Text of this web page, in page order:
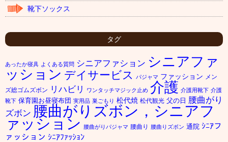
靴下ソックス
タグ
あったか寝具 よくある質問 シニアファション シニアファ
ッション デイサービス パジャマ ファッション メン
ズ総ゴムズボン
リハビリ ワンタッチマジック止め 介護 介護用靴下 介護
靴下 保育園お昼寝布団 実用品 巣ごもり 松代焼 松代観光 父の日 腰曲がり
ズボン 腰曲がりズボン，シニアフ
ァッション 腰曲がりパジャマ 腰曲り 腰曲りズボン 通院 ｼﾆｱフ
ァッション ｼﾆｱﾌｧｯｼｮﾝ